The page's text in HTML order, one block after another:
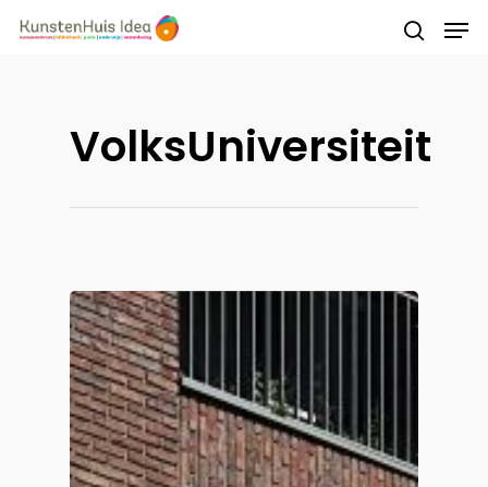
druk op ESC om te sluiten
VolksUniversiteit